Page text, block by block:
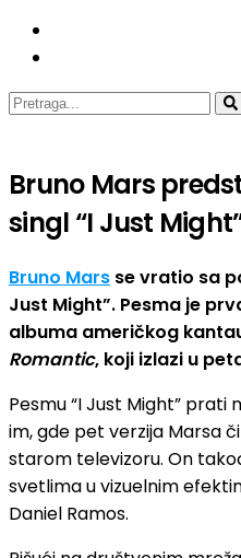
Bruno Mars
singl “I Just
Bruno Mars se vratio sa
Just Might”. Pesma je
albuma američkog
Romantic, koji izlazi u
Pesmu “I Just Might” prati
im, gde pet verzija Marsa
starom televizoru. On
svetlima u vizuelnim
Daniel Ramos.